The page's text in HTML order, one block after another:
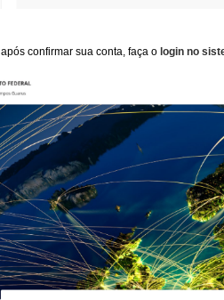
após confirmar sua conta, faça o login no